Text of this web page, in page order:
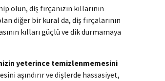
olun, diş fırçanızın kıllarının
diğer bir kural da, diş fırçalarının
kılları güçlü ve dik durmamaya
yeterince temizlenmemesini
aşındırır ve dişlerde hassasiyet,